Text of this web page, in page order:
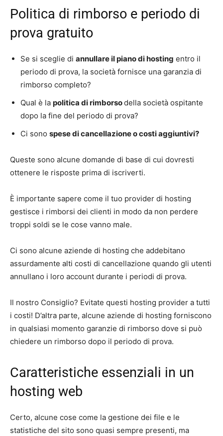
Politica di rimborso e periodo di
prova gratuito
Se si sceglie di annullare il piano di hosting entro il
periodo di prova, la società fornisce una garanzia di
rimborso completo?
Qual è la politica di rimborsodella società ospitante
dopo la fine del periodo di prova?
Ci sono spese di cancellazione o costi aggiuntivi?
Queste sono alcune domande di base di cui dovresti
ottenere le risposte prima di iscriverti.
È importante sapere come il tuo provider di hosting
gestisce i rimborsi dei clienti in modo da non perdere
troppi soldi se le cose vanno male.
Ci sono alcune aziende di hosting che addebitano
assurdamente alti costi di cancellazione quando gli utenti
annullano i loro account durante i periodi di prova.
Il nostro Consiglio? Evitate questi hosting provider a tutti
i costi! D’altra parte, alcune aziende di hosting forniscono
in qualsiasi momento garanzie di rimborso dove si può
chiedere un rimborso dopo il periodo di prova.
Caratteristiche essenziali in un
hosting web
Certo, alcune cose come la gestione dei file e le
statistiche del sito sono quasi sempre presenti, ma